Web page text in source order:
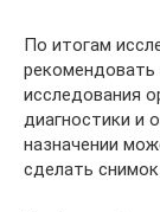
По итогам
рекомендовать
исследования
диагностики и
назначении
сделать